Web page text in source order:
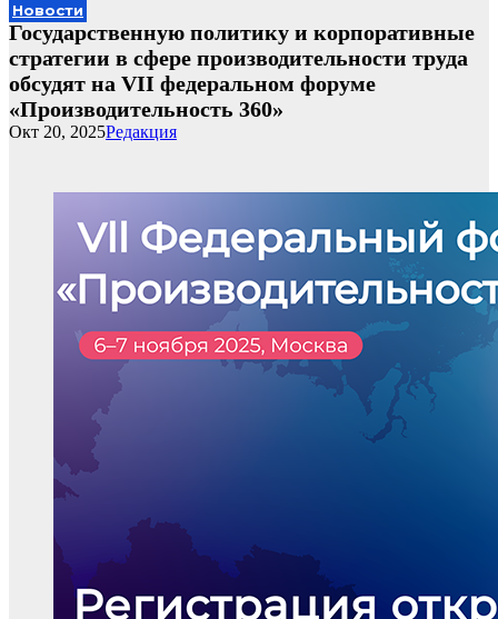
Новости
Государственную политику и корпоративные
стратегии в сфере производительности труда
обсудят на VII федеральном форуме
«Производительность 360»
Редакция
Окт 20, 2025